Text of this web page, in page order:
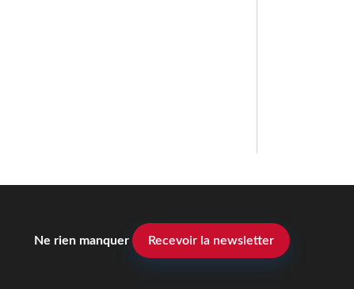
Ne rien manquer Recevoir la newsletter